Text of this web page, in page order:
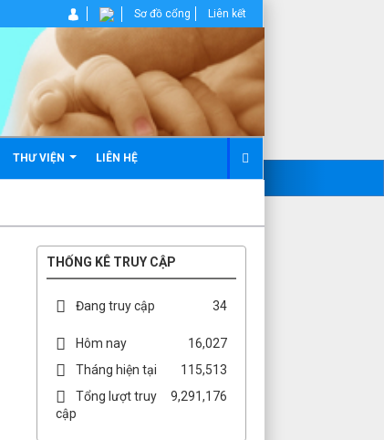
THƯ VIỆN LIÊN HỆ
Sơ đồ cổng Liên kết
THỐNG KÊ TRUY CẬP
Đang truy cập 34
Hôm nay
16,027
Tháng hiện tại
115,513
Tổng lượt truy
cập
9,291,176